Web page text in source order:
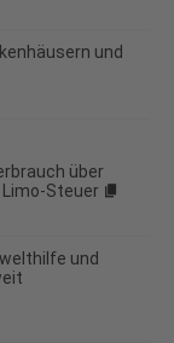
und
über
Steuer
und